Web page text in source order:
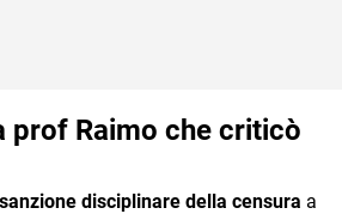
prof Raimo che criticò
sanzione disciplinare della censura a